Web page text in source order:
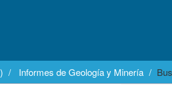
Informes de Geología y Minería